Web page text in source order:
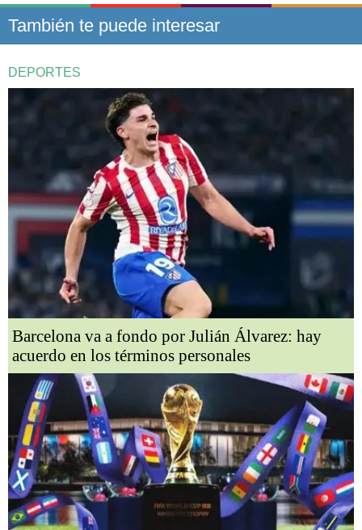
También te puede interesar
DEPORTES
Barcelona va a fondo por Julián Álvarez: hay
acuerdo en los términos personales